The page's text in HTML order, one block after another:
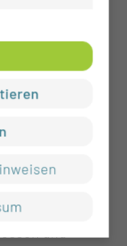
Vollnarkose
Operation mit
dem
dem Kinn)
kleine
Patientinnen
und